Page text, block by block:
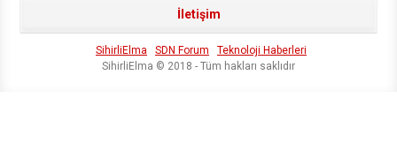
İletişim
SihirliElma SDN Forum
Teknoloji Haberleri
SihirliElma © 2018 - Tüm hakları saklıdır